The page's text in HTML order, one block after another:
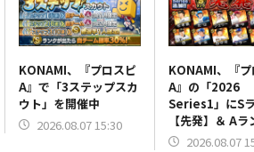
KONAMI、『プロスピ
A』で「3ステップスカ
ウト」を開催中
2026.08.07 15:30
KONAMI、『
A』の「2026
Series1」にS
【先発】＆ Aラ
【野手】新登
2026.08.07